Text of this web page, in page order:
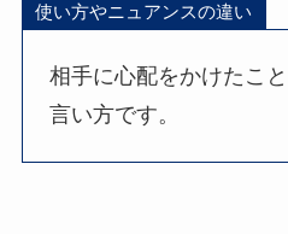
使い方やニュアンスの違い
相手に心配をかけたこ
言い方です。